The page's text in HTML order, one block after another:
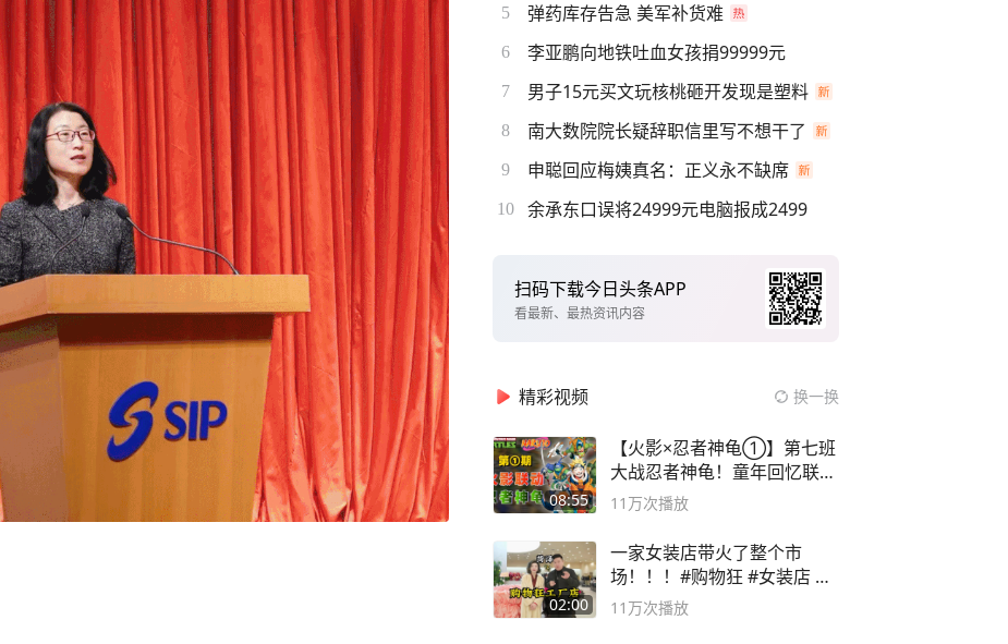
5 弹药库存告急 美军补货难
6 李亚鹏向地铁吐血女孩捐99999元
7 男子15元买文玩核桃砸开发现是塑料
8 南大数院院长疑辞职信里写不想干了
9 申聪回应梅姨真名：正义永不缺席
10 余承东口误将24999元电脑报成2499
扫码下载今日头条APP
看最新、最热资讯内容
精彩视频 换一换
08:55
【火影×忍者神龟①】第七班
大战忍者神龟！童年回忆联动
论武？
11万次播放
02:00
一家女装店带火了整个市
场！！！#购物狂 #女装店 #
高品质女装
11万次播放